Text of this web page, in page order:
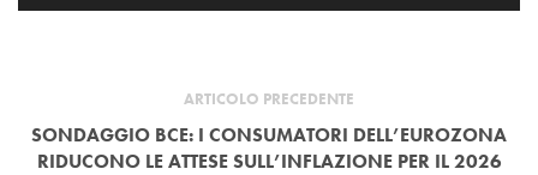
ARTICOLO PRECEDENTE
SONDAGGIO BCE: I CONSUMATORI DELL’EUROZONA
RIDUCONO LE ATTESE SULL’INFLAZIONE PER IL 2026